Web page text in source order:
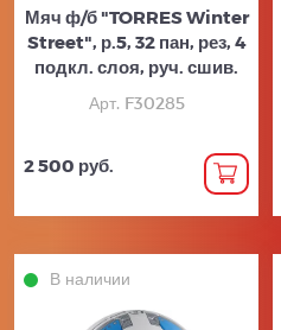
Мяч ф/б "TORRES Winter
Street", р.5, 32 пан, рез, 4
подкл. слоя, руч. сшив.
Арт. F30285
2 500 руб.
В наличии